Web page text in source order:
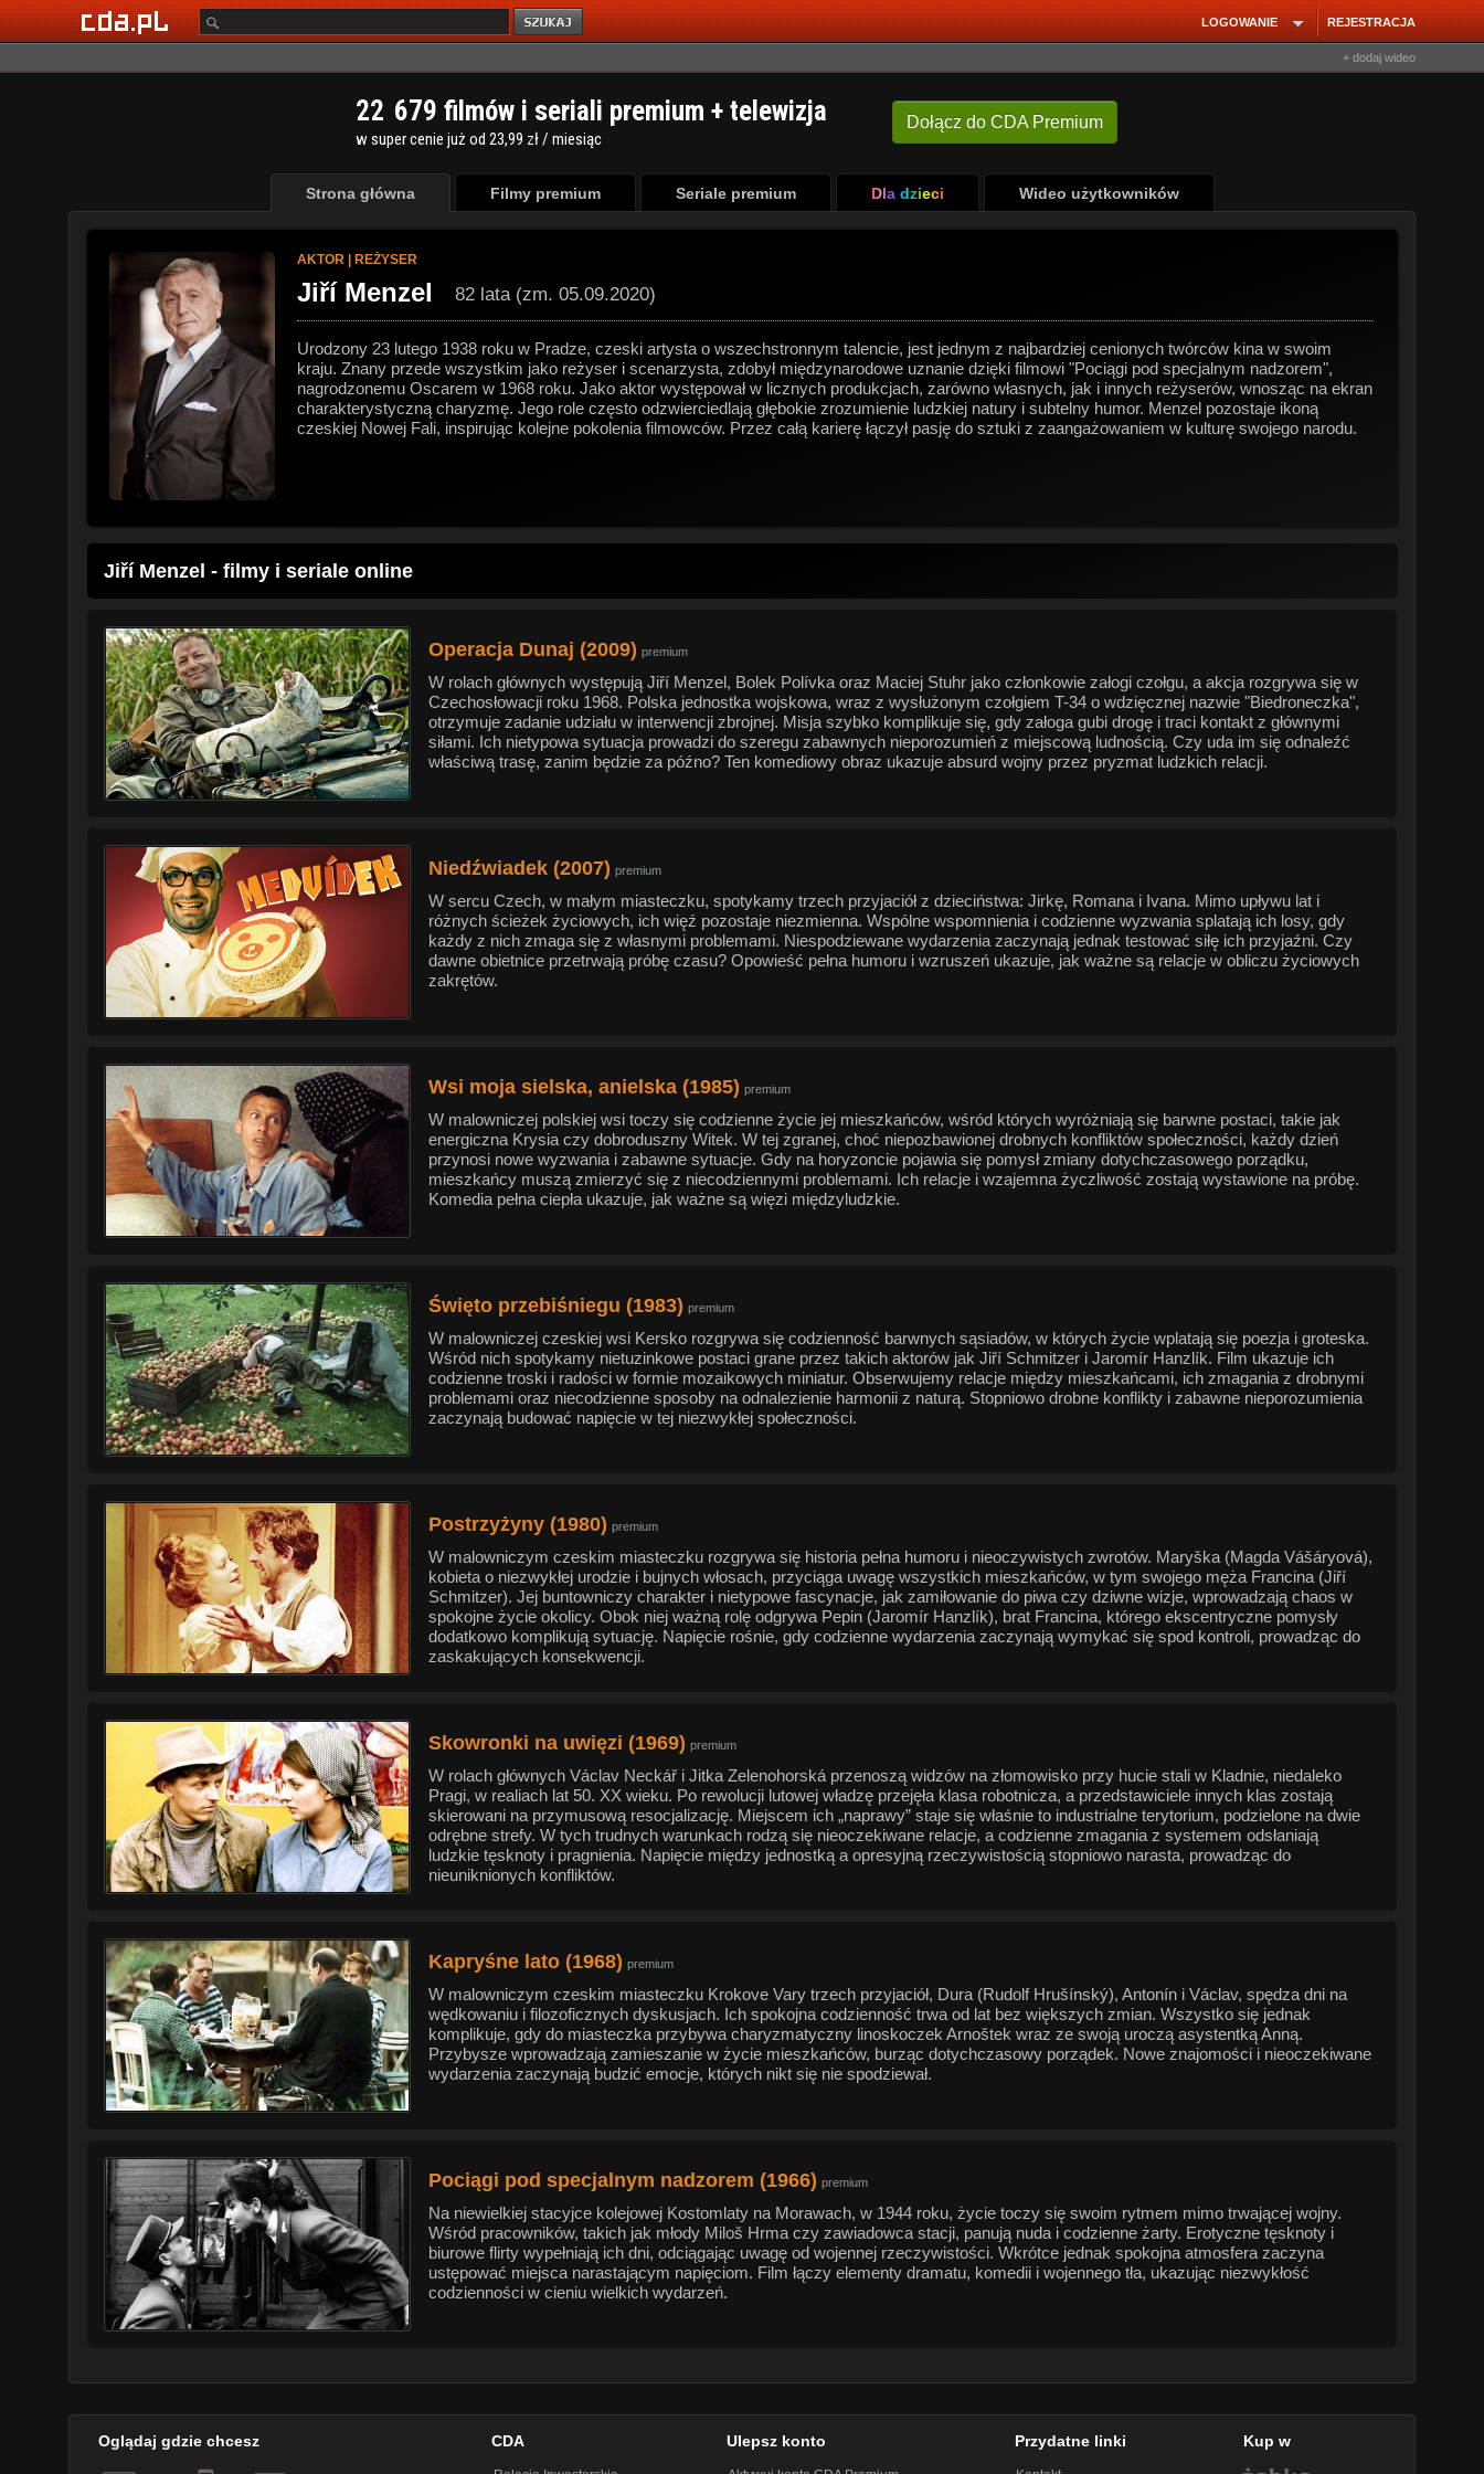
REJESTRACJA
LOGOWANIE
+ dodaj wideo
Dołącz do CDA Premium
22 679 filmów i seriali premium + telewizja
w super cenie już od 23,99 zł / miesiąc
Strona główna Filmy premium Seriale premium Dla dzieci Wideo użytkowników
AKTOR | REŻYSER
Jiří Menzel 82 lata (zm. 05.09.2020)
Urodzony 23 lutego 1938 roku w Pradze, czeski artysta o wszechstronnym talencie, jest jednym z najbardziej cenionych twórców kina w swoim
kraju. Znany przede wszystkim jako reżyser i scenarzysta, zdobył międzynarodowe uznanie dzięki filmowi "Pociągi pod specjalnym nadzorem",
nagrodzonemu Oscarem w 1968 roku. Jako aktor występował w licznych produkcjach, zarówno własnych, jak i innych reżyserów, wnosząc na ekran
charakterystyczną charyzmę. Jego role często odzwierciedlają głębokie zrozumienie ludzkiej natury i subtelny humor. Menzel pozostaje ikoną
czeskiej Nowej Fali, inspirując kolejne pokolenia filmowców. Przez całą karierę łączył pasję do sztuki z zaangażowaniem w kulturę swojego narodu.
Jiří Menzel - filmy i seriale online
Operacja Dunaj (2009) premium
W rolach głównych występują Jiří Menzel, Bolek Polívka oraz Maciej Stuhr jako członkowie załogi czołgu, a akcja rozgrywa się w
Czechosłowacji roku 1968. Polska jednostka wojskowa, wraz z wysłużonym czołgiem T-34 o wdzięcznej nazwie "Biedroneczka",
otrzymuje zadanie udziału w interwencji zbrojnej. Misja szybko komplikuje się, gdy załoga gubi drogę i traci kontakt z głównymi
siłami. Ich nietypowa sytuacja prowadzi do szeregu zabawnych nieporozumień z miejscową ludnością. Czy uda im się odnaleźć
właściwą trasę, zanim będzie za późno? Ten komediowy obraz ukazuje absurd wojny przez pryzmat ludzkich relacji.
Niedźwiadek (2007) premium
W sercu Czech, w małym miasteczku, spotykamy trzech przyjaciół z dzieciństwa: Jirkę, Romana i Ivana. Mimo upływu lat i
różnych ścieżek życiowych, ich więź pozostaje niezmienna. Wspólne wspomnienia i codzienne wyzwania splatają ich losy, gdy
każdy z nich zmaga się z własnymi problemami. Niespodziewane wydarzenia zaczynają jednak testować siłę ich przyjaźni. Czy
dawne obietnice przetrwają próbę czasu? Opowieść pełna humoru i wzruszeń ukazuje, jak ważne są relacje w obliczu życiowych
zakrętów.
Wsi moja sielska, anielska (1985) premium
W malowniczej polskiej wsi toczy się codzienne życie jej mieszkańców, wśród których wyróżniają się barwne postaci, takie jak
energiczna Krysia czy dobroduszny Witek. W tej zgranej, choć niepozbawionej drobnych konfliktów społeczności, każdy dzień
przynosi nowe wyzwania i zabawne sytuacje. Gdy na horyzoncie pojawia się pomysł zmiany dotychczasowego porządku,
mieszkańcy muszą zmierzyć się z niecodziennymi problemami. Ich relacje i wzajemna życzliwość zostają wystawione na próbę.
Komedia pełna ciepła ukazuje, jak ważne są więzi międzyludzkie.
Święto przebiśniegu (1983) premium
W malowniczej czeskiej wsi Kersko rozgrywa się codzienność barwnych sąsiadów, w których życie wplatają się poezja i groteska.
Wśród nich spotykamy nietuzinkowe postaci grane przez takich aktorów jak Jiří Schmitzer i Jaromír Hanzlík. Film ukazuje ich
codzienne troski i radości w formie mozaikowych miniatur. Obserwujemy relacje między mieszkańcami, ich zmagania z drobnymi
problemami oraz niecodzienne sposoby na odnalezienie harmonii z naturą. Stopniowo drobne konflikty i zabawne nieporozumienia
zaczynają budować napięcie w tej niezwykłej społeczności.
Postrzyżyny (1980) premium
W malowniczym czeskim miasteczku rozgrywa się historia pełna humoru i nieoczywistych zwrotów. Maryška (Magda Vášáryová),
kobieta o niezwykłej urodzie i bujnych włosach, przyciąga uwagę wszystkich mieszkańców, w tym swojego męża Francina (Jiří
Schmitzer). Jej buntowniczy charakter i nietypowe fascynacje, jak zamiłowanie do piwa czy dziwne wizje, wprowadzają chaos w
spokojne życie okolicy. Obok niej ważną rolę odgrywa Pepin (Jaromír Hanzlík), brat Francina, którego ekscentryczne pomysły
dodatkowo komplikują sytuację. Napięcie rośnie, gdy codzienne wydarzenia zaczynają wymykać się spod kontroli, prowadząc do
zaskakujących konsekwencji.
Skowronki na uwięzi (1969) premium
W rolach głównych Václav Neckář i Jitka Zelenohorská przenoszą widzów na złomowisko przy hucie stali w Kladnie, niedaleko
Pragi, w realiach lat 50. XX wieku. Po rewolucji lutowej władzę przejęła klasa robotnicza, a przedstawiciele innych klas zostają
skierowani na przymusową resocjalizację. Miejscem ich „naprawy” staje się właśnie to industrialne terytorium, podzielone na dwie
odrębne strefy. W tych trudnych warunkach rodzą się nieoczekiwane relacje, a codzienne zmagania z systemem odsłaniają
ludzkie tęsknoty i pragnienia. Napięcie między jednostką a opresyjną rzeczywistością stopniowo narasta, prowadząc do
nieuniknionych konfliktów.
Kapryśne lato (1968) premium
W malowniczym czeskim miasteczku Krokove Vary trzech przyjaciół, Dura (Rudolf Hrušínský), Antonín i Václav, spędza dni na
wędkowaniu i filozoficznych dyskusjach. Ich spokojna codzienność trwa od lat bez większych zmian. Wszystko się jednak
komplikuje, gdy do miasteczka przybywa charyzmatyczny linoskoczek Arnoštek wraz ze swoją uroczą asystentką Anną.
Przybysze wprowadzają zamieszanie w życie mieszkańców, burząc dotychczasowy porządek. Nowe znajomości i nieoczekiwane
wydarzenia zaczynają budzić emocje, których nikt się nie spodziewał.
Pociągi pod specjalnym nadzorem (1966) premium
Na niewielkiej stacyjce kolejowej Kostomlaty na Morawach, w 1944 roku, życie toczy się swoim rytmem mimo trwającej wojny.
Wśród pracowników, takich jak młody Miloš Hrma czy zawiadowca stacji, panują nuda i codzienne żarty. Erotyczne tęsknoty i
biurowe flirty wypełniają ich dni, odciągając uwagę od wojennej rzeczywistości. Wkrótce jednak spokojna atmosfera zaczyna
ustępować miejsca narastającym napięciom. Film łączy elementy dramatu, komedii i wojennego tła, ukazując niezwykłość
codzienności w cieniu wielkich wydarzeń.
Oglądaj gdzie chcesz CDA Ulepsz konto Przydatne linki Kup w